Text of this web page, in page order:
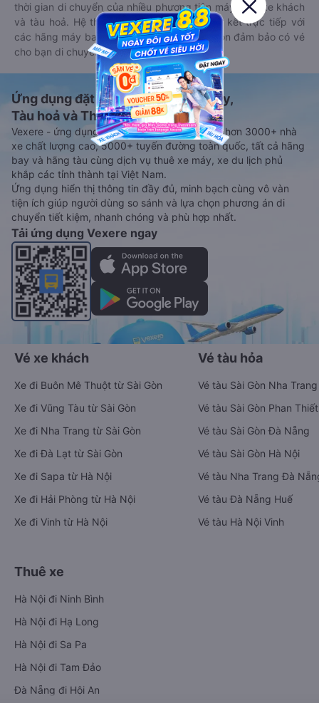
thời gian di chuyển của nhiều phương tiện máy bay, xe khách
và tàu hoả. Hệ thống của Goyolo được liên kết trực tiếp với
các hãng máy bay, xe khách và tàu hoả, luôn đảm bảo có vé
cho bạn di chuyển.
Ứng dụng đặt vé Xe khách, Máy bay,
Tàu hoả và Thuê xe
Vexere - ứng dụng đặt vé đa phương tiện với hơn 3000+ nhà
xe chất lượng cao, 5000+ tuyến đường toàn quốc, tất cả hãng
bay và hãng tàu cùng dịch vụ thuê xe máy, xe du lịch phủ
khắp các tỉnh thành tại Việt Nam.
Ứng dụng hiển thị thông tin đầy đủ, minh bạch cùng vô vàn
tiện ích giúp người dùng so sánh và lựa chọn phương án di
chuyển tiết kiệm, nhanh chóng và phù hợp nhất.
Tải ứng dụng Vexere ngay
Vé xe khách
Xe đi Buôn Mê Thuột từ Sài Gòn
Xe đi Vũng Tàu từ Sài Gòn
Xe đi Nha Trang từ Sài Gòn
Xe đi Đà Lạt từ Sài Gòn
Xe đi Sapa từ Hà Nội
Xe đi Hải Phòng từ Hà Nội
Xe đi Vinh từ Hà Nội
Vé tàu hỏa
Vé tàu Sài Gòn Nha Trang
Vé tàu Sài Gòn Phan Thiết
Vé tàu Sài Gòn Đà Nẵng
Vé tàu Sài Gòn Hà Nội
Vé tàu Nha Trang Đà
Vé tàu Đà Nẵng Huế
Vé tàu Hà Nội Vinh
Thuê xe
Hà Nội đi Ninh Bình
Hà Nội đi Hạ Long
Hà Nội đi Sa Pa
Hà Nội đi Tam Đảo
Đà Nẵng đi Hội An